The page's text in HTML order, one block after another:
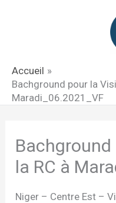
Accueil
Bachground pour la
Maradi_06.2021_VF
la RC à
Niger – Centre Est –